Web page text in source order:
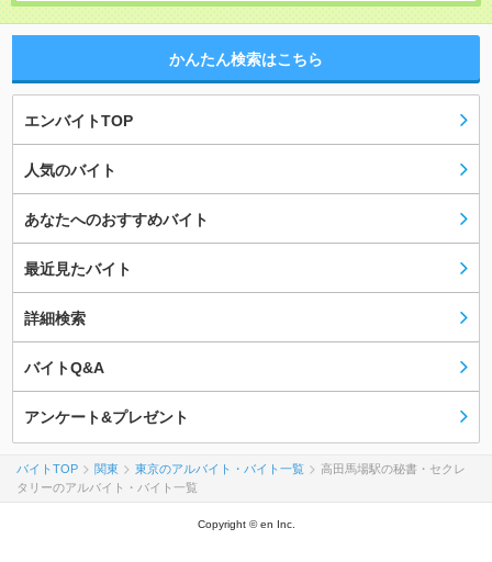
かんたん検索はこちら
エンバイトTOP
人気のバイト
あなたへのおすすめバイト
最近見たバイト
詳細検索
バイトQ&A
アンケート&プレゼント
バイトTOP 関東 東京のアルバイト・バイト一覧
高田馬場駅の秘書・セクレ
タリーのアルバイト・バイト一覧
Copyright © en Inc.